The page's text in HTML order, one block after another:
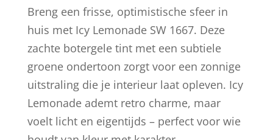
Breng een frisse, optimistische sfeer in
huis met Icy Lemonade SW 1667. Deze
zachte botergele tint met een subtiele
groene ondertoon zorgt voor een zonnige
uitstraling die je interieur laat opleven. Icy
Lemonade ademt retro charme, maar
voelt licht en eigentijds – perfect voor wie